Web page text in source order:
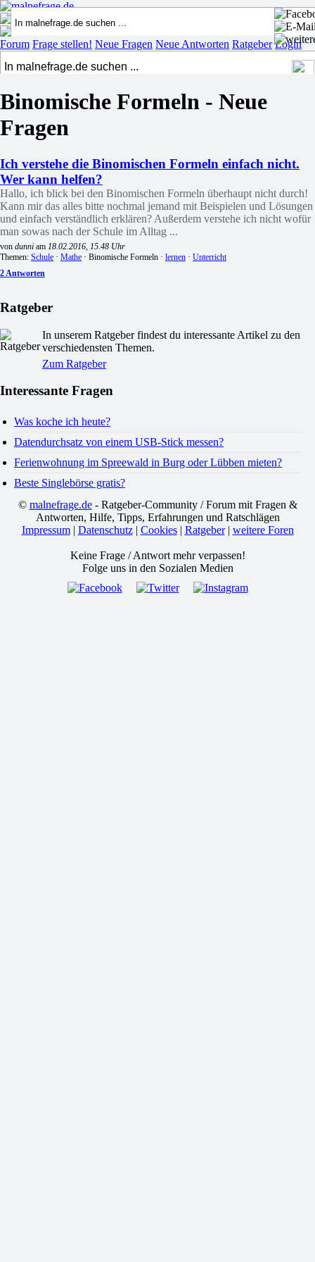
Forum Frage stellen! Neue Fragen Neue Antworten Ratgeber Login
Binomische Formeln - Neue
Fragen
Ich verstehe die Binomischen Formeln einfach nicht.
Wer kann helfen?
Hallo, ich blick bei den Binomischen Formeln überhaupt nicht durch!
Kann mir das alles bitte nochmal jemand mit Beispielen und Lösungen
und einfach verständlich erklären? Außerdem verstehe ich nicht wofür
man sowas nach der Schule im Alltag ...
von dunni am 18.02.2016, 15.48 Uhr
Themen: Schule · Mathe · Binomische Formeln · lernen · Unterricht
2 Antworten
Ratgeber
In unserem Ratgeber findest du interessante Artikel zu den
verschiedensten Themen.
Zum Ratgeber
Interessante Fragen
Was koche ich heute?
Datendurchsatz von einem USB-Stick messen?
Ferienwohnung im Spreewald in Burg oder Lübben mieten?
Beste Singlebörse gratis?
© malnefrage.de- Ratgeber-Community / Forum mit Fragen &
Antworten, Hilfe, Tipps, Erfahrungen und Ratschlägen
Impressum| Datenschutz| Cookies| Ratgeber| weitere Foren
Keine Frage / Antwort mehr verpassen!
Folge uns in den Sozialen Medien